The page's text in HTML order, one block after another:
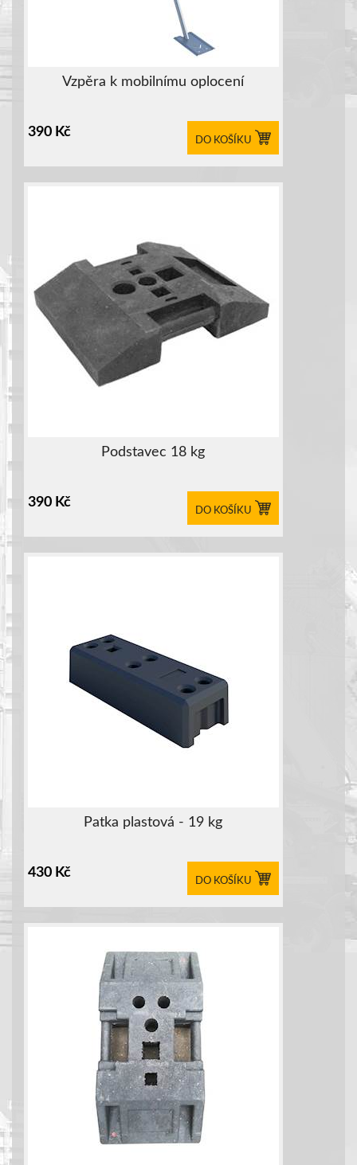
Vzpěra k mobilnímu oplocení
390 Kč
DO KOŠÍKU
Podstavec 18 kg
390 Kč
DO KOŠÍKU
Patka plastová - 19 kg
430 Kč
DO KOŠÍKU